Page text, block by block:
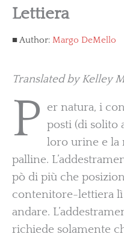
Lettiera
Author: Margo DeMello
Translated by Kelley
P
er natura, i
posti (di solito
loro urine e la
palline.
pò di più che
contenitore-lettiera
andare.
richiede solamente